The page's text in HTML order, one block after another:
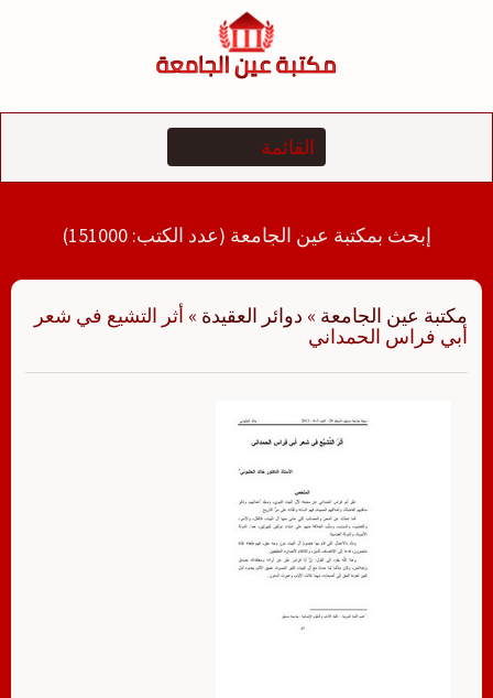
إبحث بمكتبة عين الجامعة (عدد الكتب: 151000)
مكتبة عين الجامعة » دوائر العقيدة » أثر التشيع في شعر
أبي فراس الحمداني